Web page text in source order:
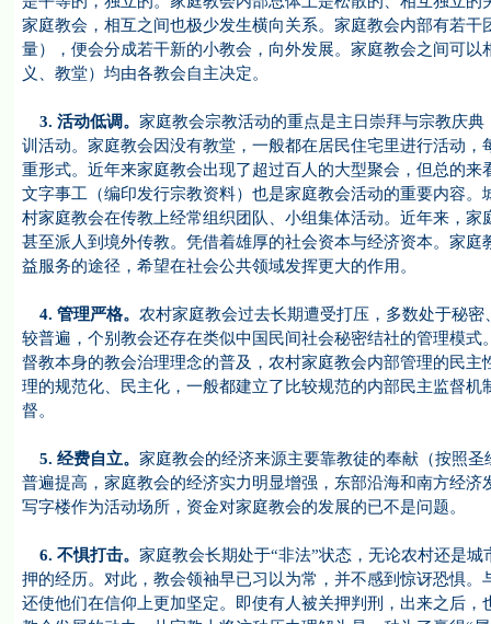
家庭教会，相互之间也极少发生横向关系。家庭教会内部有若
量），便会分成若干新的小教会，向外发展。家庭教会之间可
义、教堂）均由各教会自主决定。
3. 活动低调。 家庭教会宗教活动的重点是主日崇拜与宗教庆
训活动。家庭教会因没有教堂，一般都在居民住宅里进行活动
重形式。近年来家庭教会出现了超过百人的大型聚会，但总的
文字事工（编印发行宗教资料）也是家庭教会活动的重要内容
村家庭教会在传教上经常组织团队、小组集体活动。近年来，
甚至派人到境外传教。凭借着雄厚的社会资本与经济资本。家
益服务的途径，希望在社会公共领域发挥更大的作用。
4. 管理严格。 农村家庭教会过去长期遭受打压，多数处于秘
较普遍，个别教会还存在类似中国民间社会秘密结社的管理模
督教本身的教会治理理念的普及，农村家庭教会内部管理的民
理的规范化、民主化，一般都建立了比较规范的内部民主监督
督。
5. 经费自立。 家庭教会的经济来源主要靠教徒的奉献（按照
普遍提高，家庭教会的经济实力明显增强，东部沿海和南方经
写字楼作为活动场所，资金对家庭教会的发展的已不是问题。
6. 不惧打击。 家庭教会长期处于“非法”状态，无论农村还是
押的经历。对此，教会领袖早已习以为常，并不感到惊讶恐惧
还使他们在信仰上更加坚定。即使有人被关押判刑，出来之后